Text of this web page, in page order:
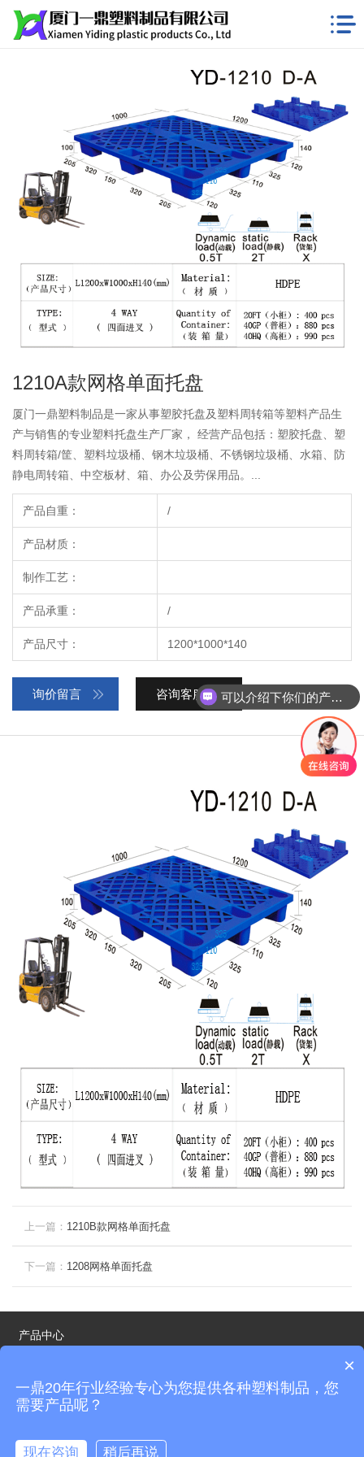
1210A款网格单面托盘
厦门一鼎塑料制品是一家从事塑胶托盘及塑料周转箱等塑料产品生
产与销售的专业塑料托盘生产厂家， 经营产品包括：塑胶托盘、塑
料周转箱/筐、塑料垃圾桶、钢木垃圾桶、不锈钢垃圾桶、水箱、防
静电周转箱、中空板材、箱、办公及劳保用品。...
产品自重： /
产品材质：
制作工艺：
产品承重： /
产品尺寸： 1200*1000*140
询价留言 咨询客服
上一篇： 1210B款网格单面托盘
下一篇： 1208网格单面托盘
产品中心
新闻中心
可以介绍下你们的产品么？
×
一鼎20年行业经验专心为您提供各种塑料制品，您
需要产品呢？
现在咨询 稍后再说